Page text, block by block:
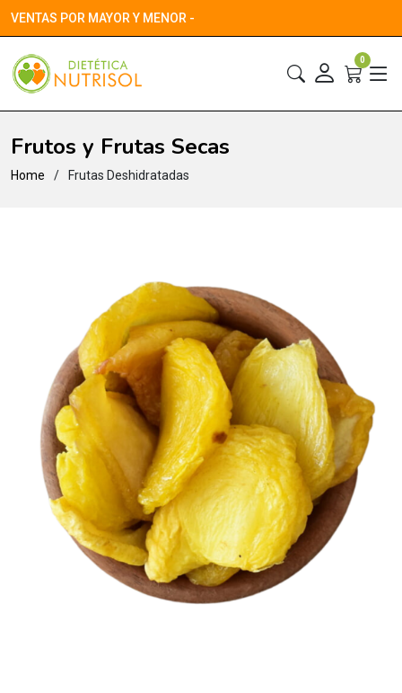
VENTAS POR MAYOR Y MENOR -
0
Frutos y Frutas Secas
Home Frutas Deshidratadas